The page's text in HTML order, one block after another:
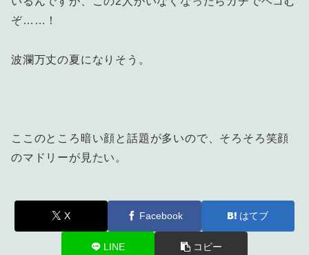
ぞ……！
波瀾万丈の夏になりそう。
ここのところ暗い顔と話題が多いので、そろそろ笑顔
のマドリーが見たい。
X Facebook はてブ
LINE コピー